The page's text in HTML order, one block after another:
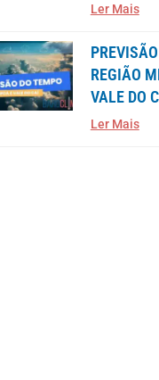
Ler Mais
REGIÃO
VALE DO
Ler Mais